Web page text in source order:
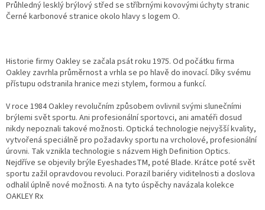
Průhledný lesklý brýlový střed se stříbrnými kovovými úchyty stranic
Černé karbonové stranice okolo hlavy s logem O.
Historie firmy Oakley se začala psát roku 1975. Od počátku firma
Oakley zavrhla průměrnost a vrhla se po hlavě do inovací. Díky svému
přístupu odstranila hranice mezi stylem, formou a funkcí.
V roce 1984 Oakley revolučním způsobem ovlivnil svými slunečními
brýlemi svět sportu. Ani profesionální sportovci, ani amatéři dosud
nikdy nepoznali takové možnosti. Optická technologie nejvyšší kvality,
vytvořená speciálně pro požadavky sportu na vrcholové, profesionální
úrovni. Tak vznikla technologie s názvem High Definition Optics.
Nejdříve se objevily brýle EyeshadesTM, poté Blade. Krátce poté svět
sportu zažil opravdovou revoluci. Porazil bariéry viditelnosti a doslova
odhalil úplně nové možnosti. A na tyto úspěchy navázala kolekce
OAKLEY Rx